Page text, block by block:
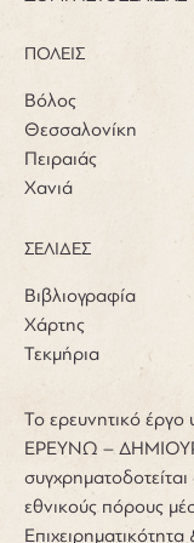
ΠΟΛΕΙΣ
Βόλος
Θεσσαλονίκη
Πειραιάς
Χανιά
ΣΕΛΙΔΕΣ
Βιβλιογραφία
Χάρτης
Τεκμήρια
Το ερευνητικό έργο
ΕΡΕΥΝΩ –
εθνικούς πόρους